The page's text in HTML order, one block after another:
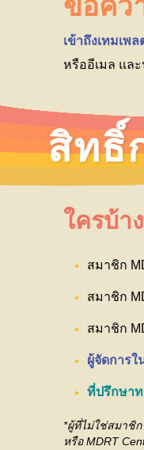
ขอคว
เข้าถึงเทมเพ
หรืออีเมล แล
สิทธิ์
ใครบ้า
สมาชิก
สมาชิก
สมาชิก
ผู้จัดการ
ที่ปรึกษาท
*ผู้ที่ไม่ใช่สมาชิ
หรือ MDRT